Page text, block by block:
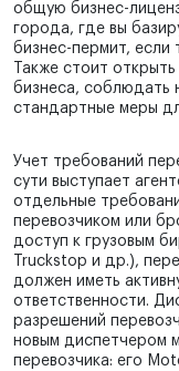
общую бизнес-
города, где вы
бизнес-пермит, если
Также стоит
бизнеса, соблюдать
стандартные меры
Учет требований
сути выступает
отдельные
перевозчиком или
доступ к грузовым
Truckstop и др.),
должен иметь
ответственности.
разрешений
новым диспетчером
перевозчика: его